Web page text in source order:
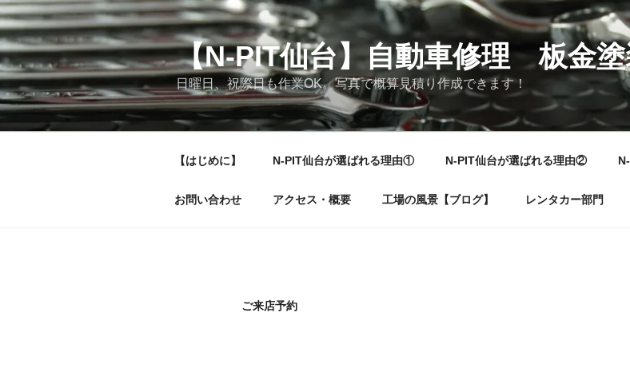
コ
ン
テ
ン
ツ
へ
ス
【N-PIT仙台】自動車修理 板金
日曜日、祝際日も作業OK。写真で概算見積り作成できます！
【はじめに】 N-PIT仙台が選ばれる理由① N-PIT仙台が選ばれる理由②
お問い合わせ アクセス・概要 工場の風景【ブログ】 レンタカー部門
ご来店予約